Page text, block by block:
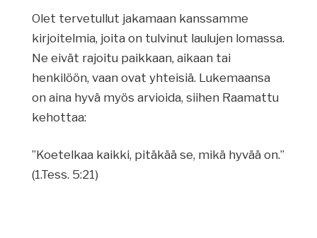
Olet tervetullut jakamaan kanssamme
kirjoitelmia, joita on tulvinut laulujen lomassa.
Ne eivät rajoitu paikkaan, aikaan tai
henkilöön, vaan ovat yhteisiä. Lukemaansa
on aina hyvä myös arvioida, siihen Raamattu
kehottaa:
”Koetelkaa kaikki, pitäkää se, mikä hyvää on.”
(1.Tess. 5:21)